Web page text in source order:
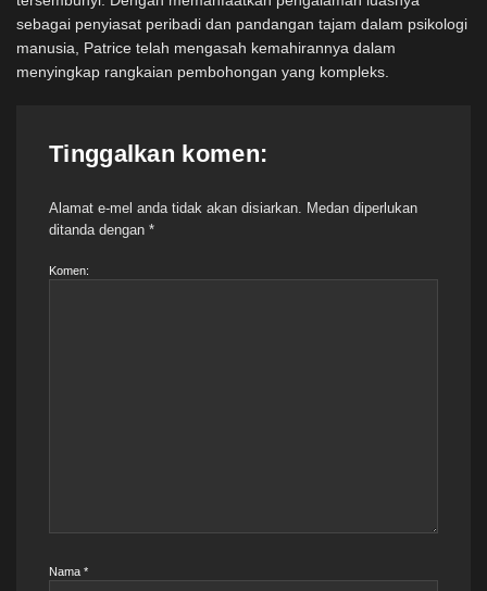
sebagai penyiasat peribadi dan pandangan tajam dalam psikologi
manusia, Patrice telah mengasah kemahirannya dalam
menyingkap rangkaian pembohongan yang kompleks.
Tinggalkan komen:
Alamat e-mel anda tidak akan disiarkan. Medan diperlukan
ditanda dengan *
Komen:
Nama *